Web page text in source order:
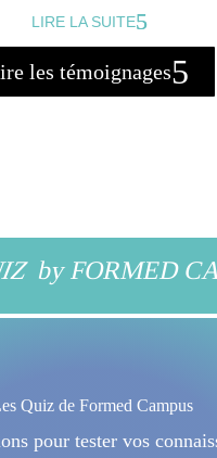
LIRE LA SUITE
les témoignages
by FORMED
Quiz de Formed Campus
pour tester vos